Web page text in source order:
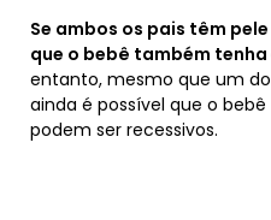
Se ambos os pais têm
que o bebê também
entanto, mesmo que um
ainda é possível que o
podem ser recessivos.